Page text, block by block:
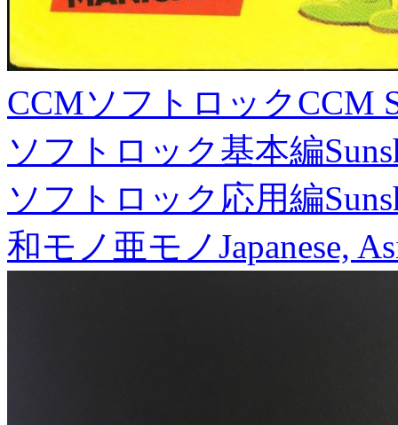
CCMソフトロックCCM
ソフトロック基本編
ソフトロック応用編
和モノ亜モノJapanese,